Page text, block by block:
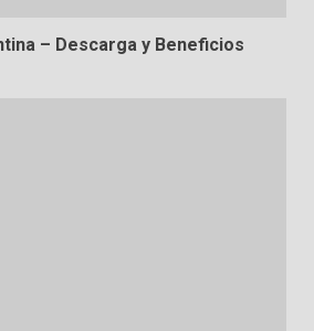
– Descarga y Beneficios